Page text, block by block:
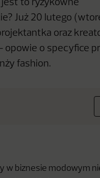
jest to ryzykowne
Już 20 lutego
oraz
opowie o specyfice
fashion.
w biznesie modowym